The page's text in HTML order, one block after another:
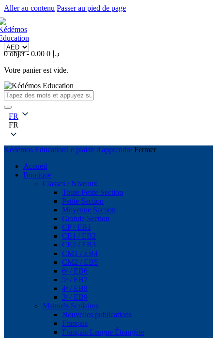
Aller au contenu Passer au pied de page
0 objet- 0.00 د.إ 0
Votre panier est vide.
FR
FR
Kédémos EducationLe plaisir d'apprendre Fermer
Accueil
Boutique
Classes / Niveaux
Toute Petite Section
Petite Section
Moyenne Section
Grande Section
CP / EB1
CE1 / EB2
CE2 / EB3
CM1 / EB4
CM2 / EB5
6ᵉ / EB6
5ᵉ / EB7
4ᵉ / EB8
3ᵉ / EB9
Manuels Scolaires
Nouvelles publications
Français
Français Langue Étrangère